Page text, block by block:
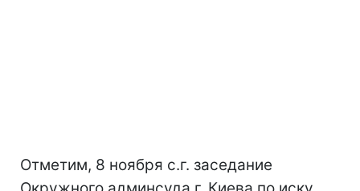
Отметим, 8 ноября с.г. заседание